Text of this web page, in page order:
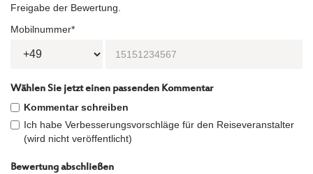
Freigabe der Bewertung.
Mobilnummer*
Wählen Sie jetzt einen passenden Kommentar
Kommentar schreiben
Ich habe Verbesserungsvorschläge für den Reiseveranstalter
(wird nicht veröffentlicht)
Bewertung abschließen